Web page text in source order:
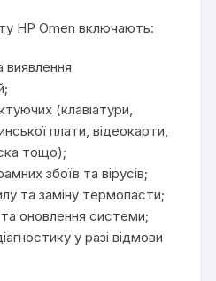
HP Omen включають:
виявлення
(клавіатури,
плати, відеокарти,
тощо);
збоїв та вірусів;
та заміну термопасти;
оновлення системи;
у разі відмови